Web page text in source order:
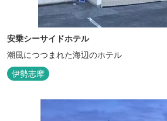
安乗シーサイドホテル
潮風につつまれた海辺のホテル
伊勢志摩